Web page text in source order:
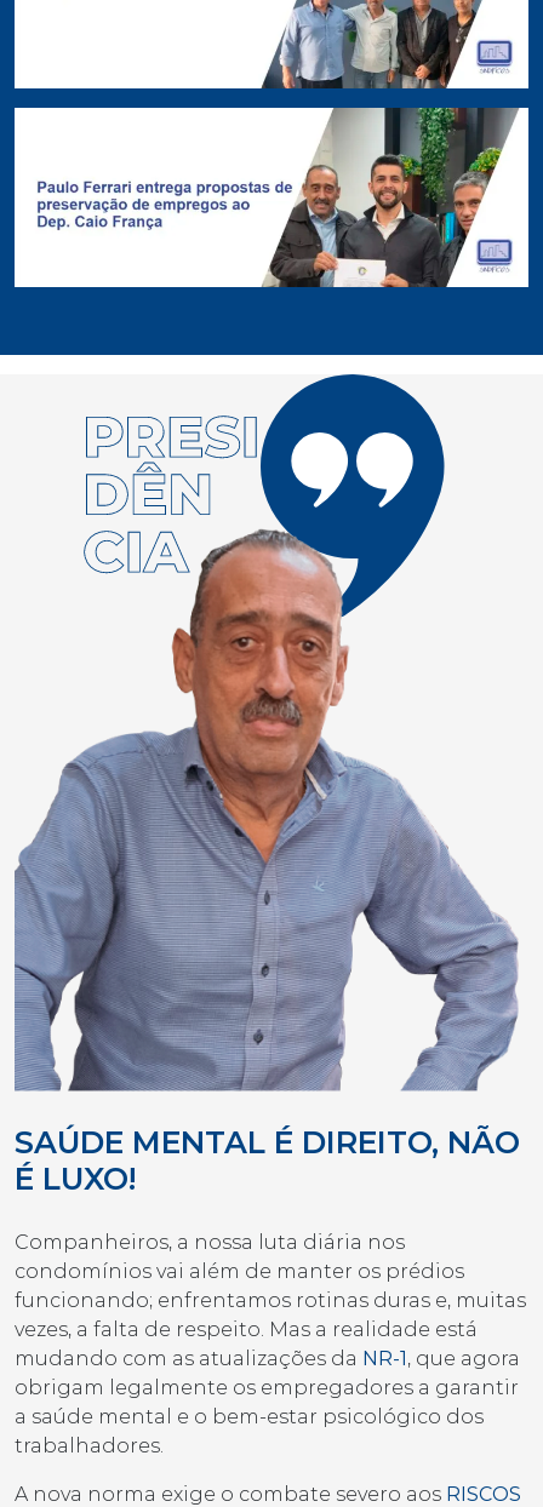
SAÚDE MENTAL É DIREITO, NÃO
É LUXO!
Companheiros, a nossa luta diária nos
condomínios vai além de manter os prédios
funcionando; enfrentamos rotinas duras e, muitas
vezes, a falta de respeito. Mas a realidade está
mudando com as atualizações da NR-1, que agora
obrigam legalmente os empregadores a garantir
a saúde mental e o bem-estar psicológico dos
trabalhadores.
A nova norma exige o combate severo aos RISCOS